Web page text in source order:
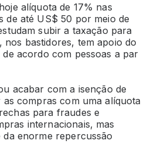
alíquota de 17% nas
de até US$ 50 por meio de
subir a taxação para
bastidores, tem apoio do
acordo com pessoas a par
acabar com a isenção de
compras com uma alíquota
para fraudes e
internacionais, mas
enorme repercussão